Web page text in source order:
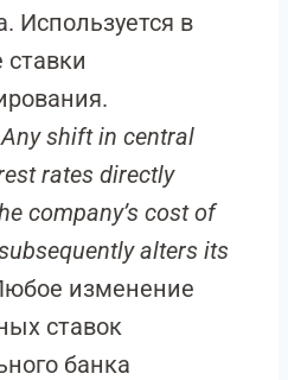
Используется в
ставки
Any shift in central
rates directly
company’s cost of
alters its
изменение
ставок
банка